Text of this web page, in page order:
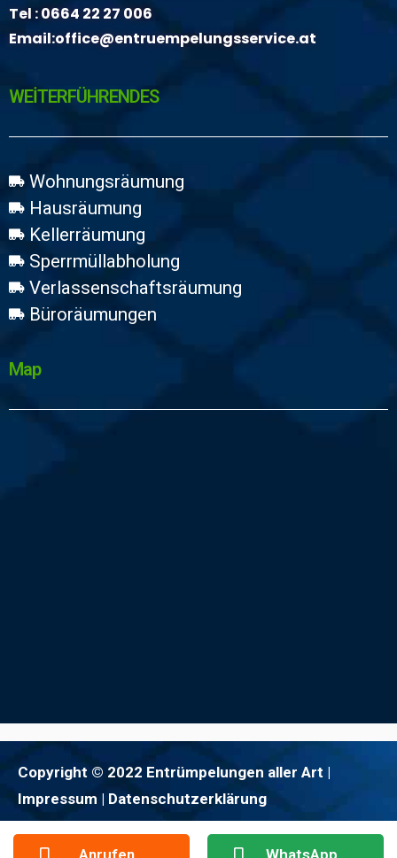
Tel :0664 22 27 006
Email:office@entruempelungsservice.at
WEİTERFÜHRENDES
Wohnungsräumung
Hausräumung
Kellerräumung
Sperrmüllabholung
Verlassenschaftsräumung
Büroräumungen
Map
Copyright © 2022 Entrümpelungen aller Art |
Impressum | Datenschutzerklärung
Anrufen WhatsApp